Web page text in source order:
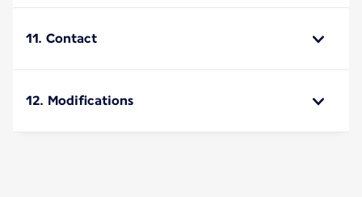
11. Contact
12. Modifications